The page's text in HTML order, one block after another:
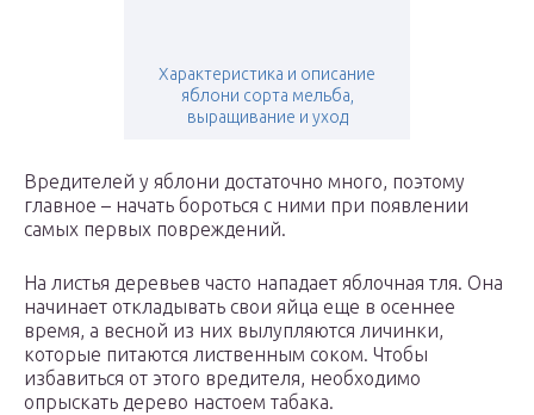
Характеристика и описание
яблони сорта мельба,
выращивание и уход
Вредителей у яблони достаточно много, поэтому
главное – начать бороться с ними при появлении
самых первых повреждений.
На листья деревьев часто нападает яблочная тля. Она
начинает откладывать свои яйца еще в осеннее
время, а весной из них вылупляются личинки,
которые питаются лиственным соком. Чтобы
избавиться от этого вредителя, необходимо
опрыскать дерево настоем табака.